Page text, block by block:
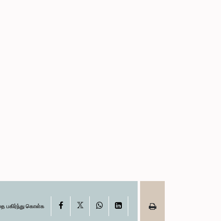
பகிர்ந்து கொள்க Facebook WhatsAppLinkedIn